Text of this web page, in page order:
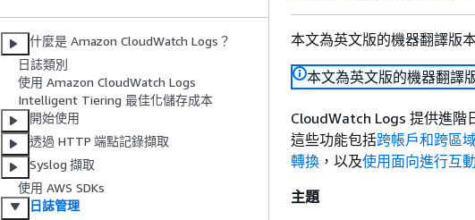
什麼是 Amazon CloudWatch Logs？
日誌類別
使用 Amazon CloudWatch Logs
Intelligent Tiering 最佳化儲存成本
開始使用
透過 HTTP 端點記錄擷取
Syslog 擷取
使用 AWS SDKs
日誌管理
本文為英文版的機器翻譯版
本文為英文版的機器翻譯
CloudWatch Logs 提供進階
這些功能包括跨帳戶和跨區
轉換 ，以及使用面向進行互
主題